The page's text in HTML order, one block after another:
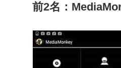
前2名：